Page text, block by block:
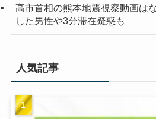
高市首相の熊本地震視察動画は
した男性や3分滞在疑惑も
人気記事